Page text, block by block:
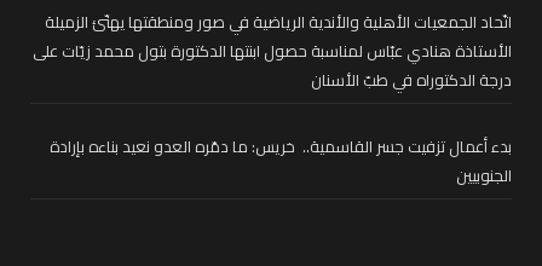
اتّحاد الجمعيات الأهلية والأندية الرياضية في صور ومنطقتها يهنّئ الزميلة
الأستاذة هنادي عبّاس لمناسبة حصول ابنتها الدكتورة بتول محمد زيّات على
درجة الدكتوراه في طبّ الأسنان
بدء أعمال تزفيت جسر القاسمية.. خريس: ما دمّره العدو نعيد بناءه بإرادة
الجنوبيين